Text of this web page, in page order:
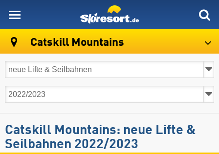
Catskill Mountains
Catskill Mountains: neue Lifte &
Seilbahnen 2022/2023